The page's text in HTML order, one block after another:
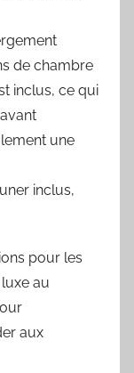
de chambre
inclus, ce qui
une
inclus,
pour les
au
aux